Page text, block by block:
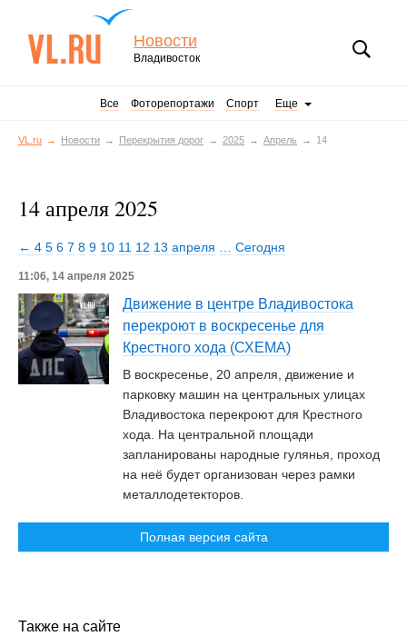
Новости
Владивосток
Все Фоторепортажи Спорт Еще
VL.ru Новости Перекрытия дорог 2025 Апрель 14
14 апреля 2025
← 4 5 6 7 8 9 10 11 12 13 апреля Сегодня
11:06, 14 апреля 2025
Движение в центре Владивостока
перекроют в воскресенье для
Крестного хода (СХЕМА)
В воскресенье, 20 апреля, движение и
парковку машин на центральных улицах
Владивостока перекроют для Крестного
хода. На центральной площади
запланированы народные гулянья, проход
на неё будет организован через рамки
металлодетекторов.
Полная версия сайта
Также на сайте